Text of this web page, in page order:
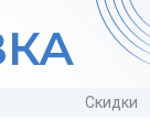
Скидки